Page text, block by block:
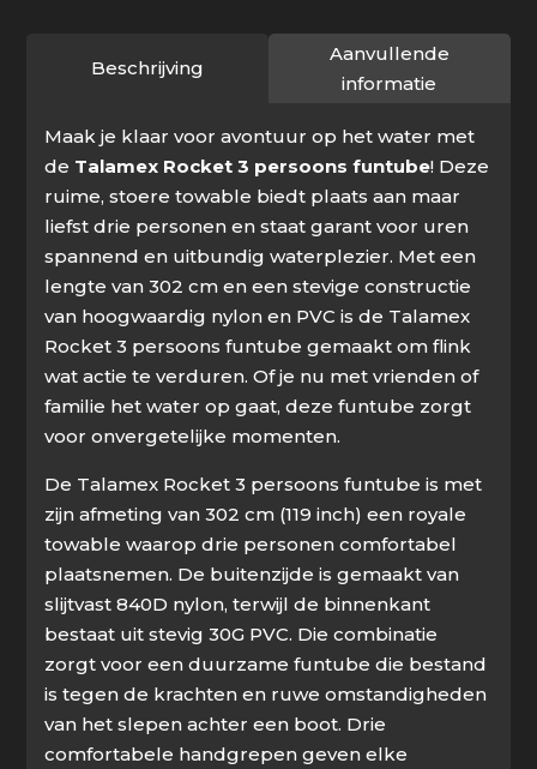
Beschrijving
Aanvullende
informatie
Maak je klaar voor avontuur op het water met
de Talamex Rocket 3 persoons funtube! Deze
ruime, stoere towable biedt plaats aan maar
liefst drie personen en staat garant voor uren
spannend en uitbundig waterplezier. Met een
lengte van 302 cm en een stevige constructie
van hoogwaardig nylon en PVC is de Talamex
Rocket 3 persoons funtube gemaakt om flink
wat actie te verduren. Of je nu met vrienden of
familie het water op gaat, deze funtube zorgt
voor onvergetelijke momenten.
De Talamex Rocket 3 persoons funtube is met
zijn afmeting van 302 cm (119 inch) een royale
towable waarop drie personen comfortabel
plaatsnemen. De buitenzijde is gemaakt van
slijtvast 840D nylon, terwijl de binnenkant
bestaat uit stevig 30G PVC. Die combinatie
zorgt voor een duurzame funtube die bestand
is tegen de krachten en ruwe omstandigheden
van het slepen achter een boot. Drie
comfortabele handgrepen geven elke